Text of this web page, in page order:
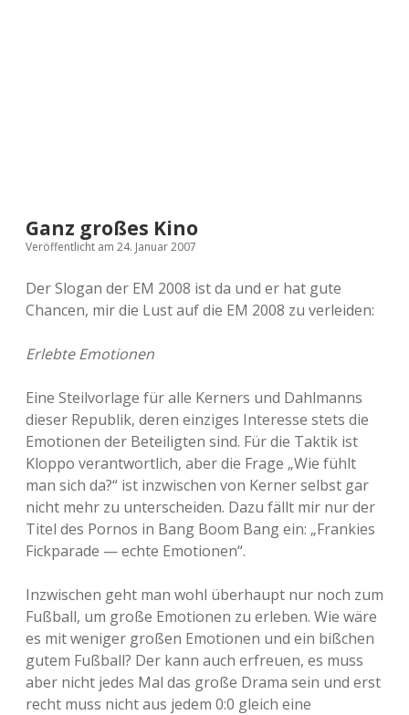
Ganz großes Kino
Veröffentlicht am 24. Januar 2007
Der Slogan der EM 2008 ist da und er hat gute
Chancen, mir die Lust auf die EM 2008 zu verleiden:
Erlebte Emotionen
Eine Steilvorlage für alle Kerners und Dahlmanns
dieser Republik, deren einziges Interesse stets die
Emotionen der Beteiligten sind. Für die Taktik ist
Kloppo verantwortlich, aber die Frage „Wie fühlt
man sich da?“ ist inzwischen von Kerner selbst gar
nicht mehr zu unterscheiden. Dazu fällt mir nur der
Titel des Pornos in Bang Boom Bang ein: „Frankies
Fickparade — echte Emotionen“.
Inzwischen geht man wohl überhaupt nur noch zum
Fußball, um große Emotionen zu erleben. Wie wäre
es mit weniger großen Emotionen und ein bißchen
gutem Fußball? Der kann auch erfreuen, es muss
aber nicht jedes Mal das große Drama sein und erst
recht muss nicht aus jedem 0:0 gleich eine